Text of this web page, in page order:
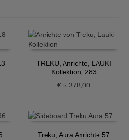
TREKU, Anrichte, LAUKI
Kollektion, 283
€ 5.378,00
Treku, Aura Anrichte 57